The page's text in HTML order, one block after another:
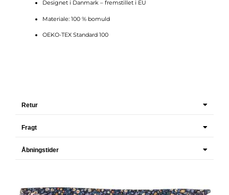
Designet i Danmark – fremstillet i EU
Materiale: 100 % bomuld
OEKO-TEX Standard 100
Retur
Fragt
Åbningstider